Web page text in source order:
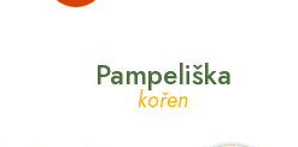
Pampeliška
kořen